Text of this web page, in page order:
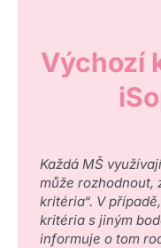
Výchozí
Každá MŠ
může rozhodnout,
kritéria“. V
kritéria s jiným
informuje o tom